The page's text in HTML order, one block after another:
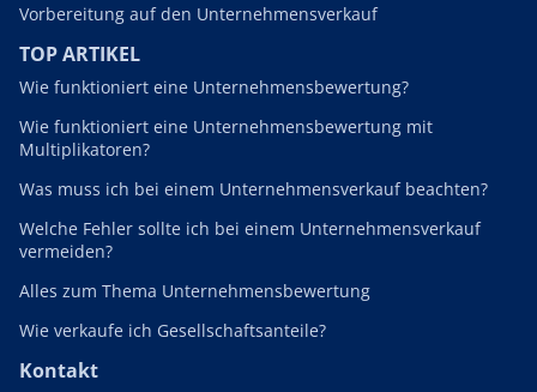
Vorbereitung auf den Unternehmensverkauf
TOP ARTIKEL
Wie funktioniert eine Unternehmensbewertung?
Wie funktioniert eine Unternehmensbewertung mit
Multiplikatoren?
Was muss ich bei einem Unternehmensverkauf beachten?
Welche Fehler sollte ich bei einem Unternehmensverkauf
vermeiden?
Alles zum Thema Unternehmensbewertung
Wie verkaufe ich Gesellschaftsanteile?
Kontakt